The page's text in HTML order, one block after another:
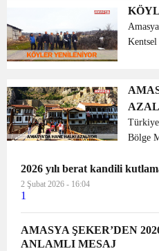
Bölge
2026 yılı berat kandili
2 Şubat 2026 - 16:04
1
AMASYA ŞEKER’DEN
ANLAMLI MESAJ